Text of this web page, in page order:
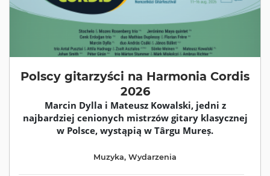
Polscy gitarzyści na Harmonia Cordis
2026
Marcin Dylla i Mateusz Kowalski, jedni z
najbardziej cenionych mistrzów gitary klasycznej
w Polsce, wystąpią w Târgu Mureș.
Muzyka, Wydarzenia